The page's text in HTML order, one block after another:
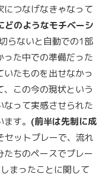
につなげなきゃなって
どのようなモチベーシ
らないと自動での1部
た中での準備だった
たものを出せなかっ
この今の現状という
って実感させられた
す。 (前半は先制に成
セットプレーで、流れ
ちのペースでプレー
まったことに関して